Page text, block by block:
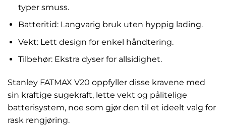
typer smuss.
Batteritid: Langvarig bruk uten hyppig lading.
Vekt: Lett design for enkel håndtering.
Tilbehør: Ekstra dyser for allsidighet.
Stanley FATMAX V20 oppfyller disse kravene med
sin kraftige sugekraft, lette vekt og pålitelige
batterisystem, noe som gjør den til et ideelt valg for
rask rengjøring.